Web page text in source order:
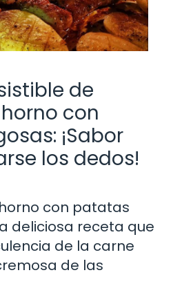
de
con
¡Sabor
los dedos!
con patatas
deliciosa receta que
de la carne
de las